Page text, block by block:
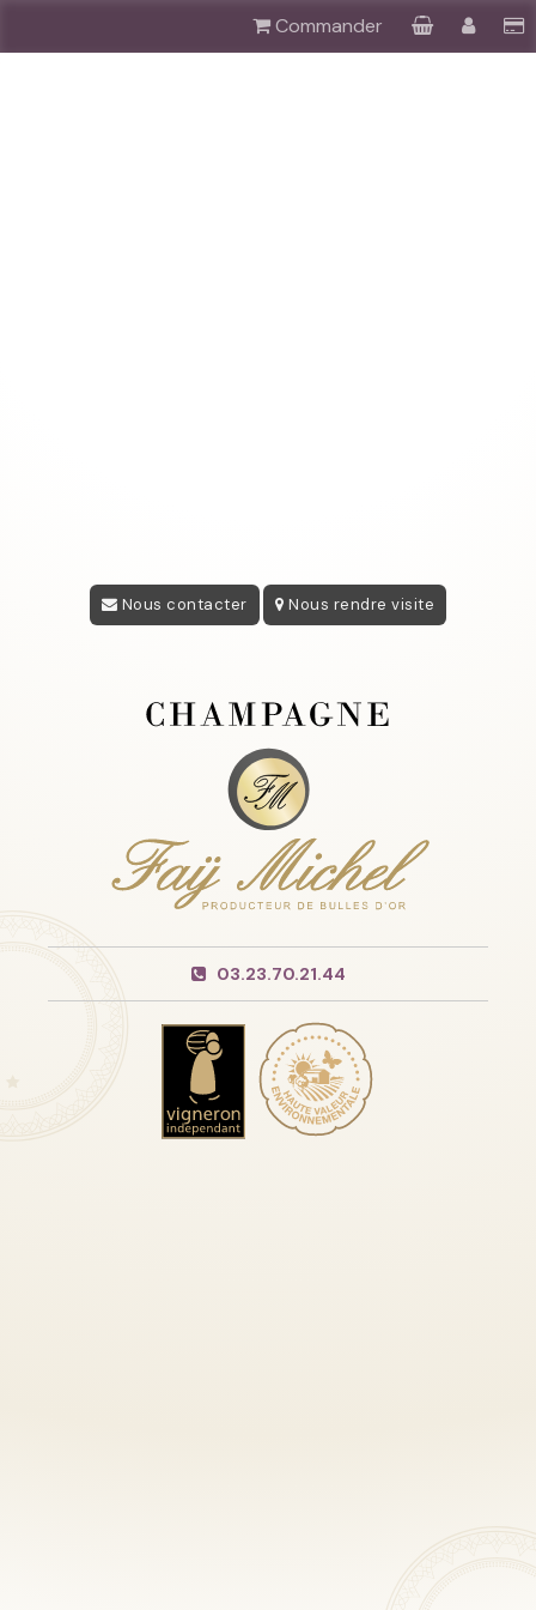
Commander
Nous contacter Nous rendre visite
03.23.70.21.44